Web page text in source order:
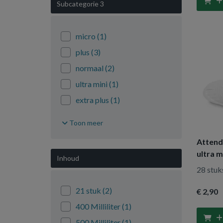
Vida(1)
60 x 90 (2)
Subcategorie 3
micro (1)
plus (3)
normaal (2)
ultra mini (1)
extra plus (1)
maxi(1)
mini
Toon meer
Inhoud
21 stuk (2)
400 Milliliter(1)
ultra
28
€ 2,90